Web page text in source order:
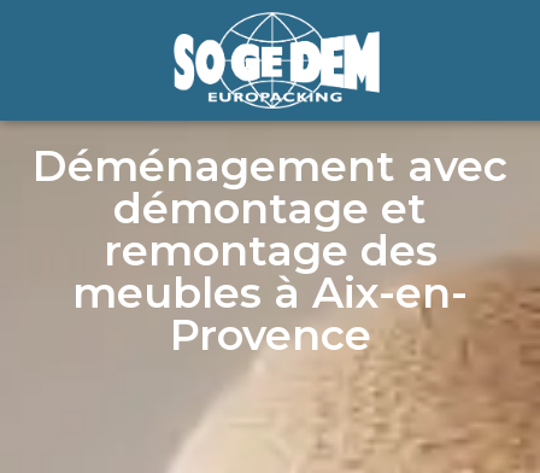
Déménagement avec
démontage et
remontage des
meubles à Aix-en-
Provence